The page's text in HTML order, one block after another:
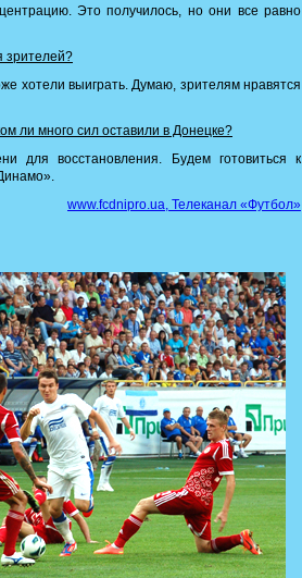
Это получилось, но они все равно
зрителей?
выиграть. Думаю, зрителям нравятся
ли много сил оставили в Донецке?
для восстановления. Будем готовиться к
www.fcdnipro.ua, Телеканал «Футбол»